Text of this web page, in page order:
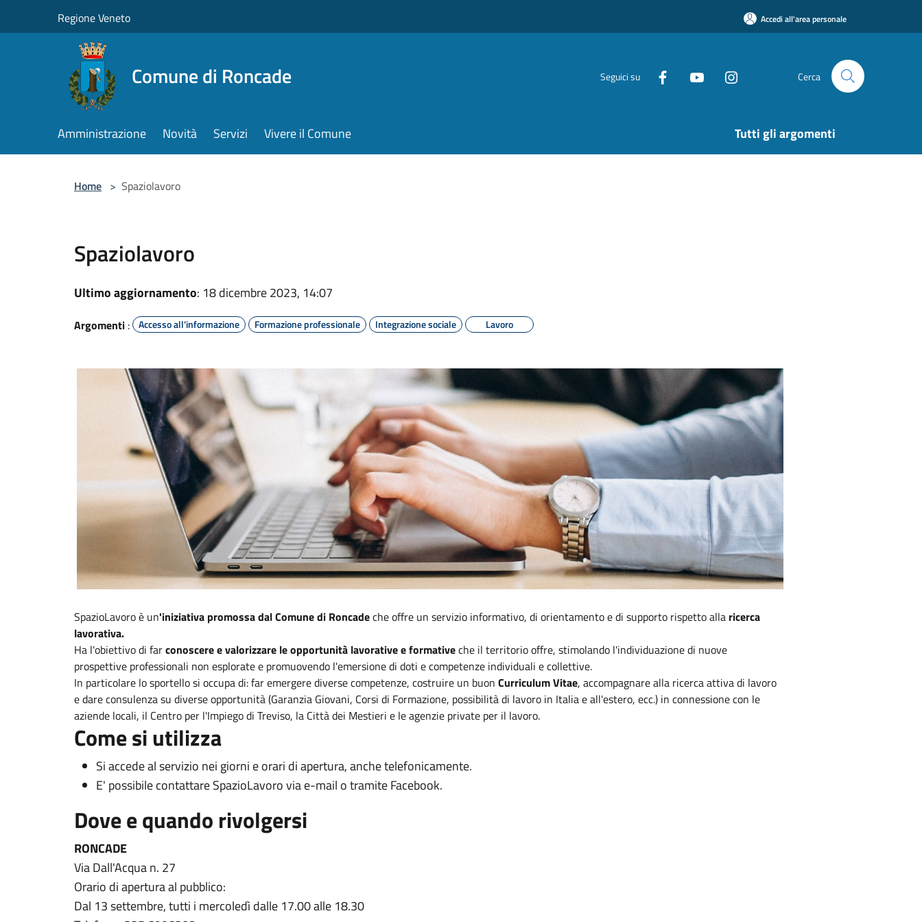
Regione Veneto Accedi all'area personale
Comune di Roncade Seguici su Cerca
Amministrazione Novità Servizi Vivere il Comune Tutti gli argomenti
Home > Spaziolavoro
Spaziolavoro
Ultimo aggiornamento: 18 dicembre 2023, 14:07
Argomenti : Accesso all'informazione Formazione professionale Integrazione sociale Lavoro
SpazioLavoro è un'iniziativa promossa dal Comune di Roncadeche offre un servizio informativo, di orientamento e di supporto rispetto alla ricerca
lavorativa.
Ha l'obiettivo di farconoscere e valorizzare le opportunità lavorative e formativeche il territorio offre, stimolando l'individuazione di nuove
prospettive professionali non esplorate e promuovendo l'emersione di doti e competenze individuali e collettive.
In particolare lo sportello si occupa di: far emergere diverse competenze, costruire un buon Curriculum Vitae, accompagnare alla ricerca attiva di lavoro
e dare consulenza su diverse opportunità (Garanzia Giovani, Corsi di Formazione, possibilità di lavoro in Italia e all'estero, ecc.) in connessione con le
aziende locali, il Centro per l'Impiego di Treviso, la Città dei Mestieri e le agenzie private per il lavoro.
Come si utilizza
Si accede al servizio nei giorni e orari di apertura, anche telefonicamente.
E' possibile contattare SpazioLavoro via e-mail o tramite Facebook.
Dove e quando rivolgersi
RONCADE
Via Dall'Acqua n. 27
Orario di apertura al pubblico:
Dal 13 settembre, tutti i mercoledì dalle 17.00 alle 18.30